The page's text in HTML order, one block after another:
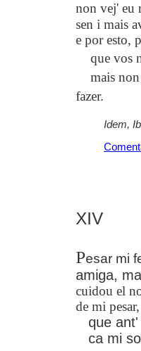
non vej' eu
sen i mais
e por esto,
que vos
mais
fazer.
Idem,
XIV
Pesar mi
amiga,
cuidou el
de mi
que ant'
ca mi